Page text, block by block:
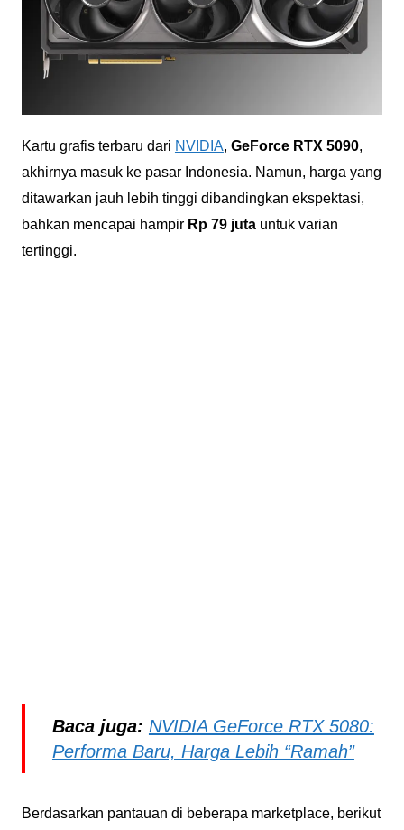
Kartu grafis terbaru dari NVIDIA, GeForce RTX 5090,
akhirnya masuk ke pasar Indonesia. Namun, harga yang
ditawarkan jauh lebih tinggi dibandingkan ekspektasi,
bahkan mencapai hampir Rp 79 jutauntuk varian
tertinggi.
Baca juga: NVIDIA GeForce RTX 5080:
Performa Baru, Harga Lebih “Ramah”
Berdasarkan pantauan di beberapa marketplace, berikut